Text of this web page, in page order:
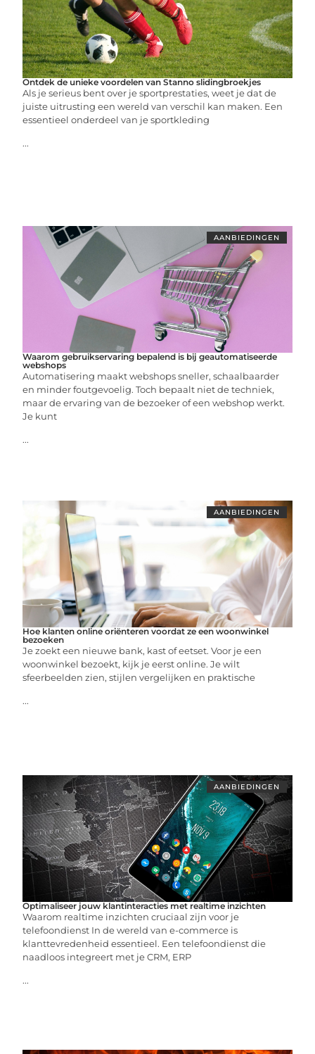
Ontdek de unieke voordelen van Stanno slidingbroekjes
Als je serieus bent over je sportprestaties, weet je dat de
juiste uitrusting een wereld van verschil kan maken. Een
essentieel onderdeel van je sportkleding
...
AANBIEDINGEN
Waarom gebruikservaring bepalend is bij geautomatiseerde
webshops
Automatisering maakt webshops sneller, schaalbaarder
en minder foutgevoelig. Toch bepaalt niet de techniek,
maar de ervaring van de bezoeker of een webshop werkt.
Je kunt
...
AANBIEDINGEN
Hoe klanten online oriënteren voordat ze een woonwinkel
bezoeken
Je zoekt een nieuwe bank, kast of eetset. Voor je een
woonwinkel bezoekt, kijk je eerst online. Je wilt
sfeerbeelden zien, stijlen vergelijken en praktische
...
AANBIEDINGEN
Optimaliseer jouw klantinteracties met realtime inzichten
Waarom realtime inzichten cruciaal zijn voor je
telefoondienst In de wereld van e-commerce is
klanttevredenheid essentieel. Een telefoondienst die
naadloos integreert met je CRM, ERP
...